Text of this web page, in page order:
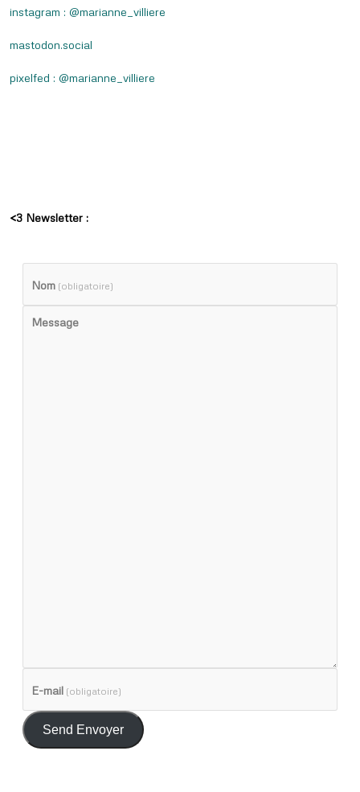
instagram : @marianne_villiere
mastodon.social
pixelfed : @marianne_villiere
<3 Newsletter :
Nom (obligatoire)
Message
E-mail (obligatoire)
Send Envoyer